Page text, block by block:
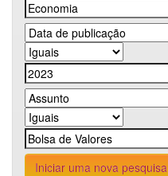
Iniciar uma nova pesquisa